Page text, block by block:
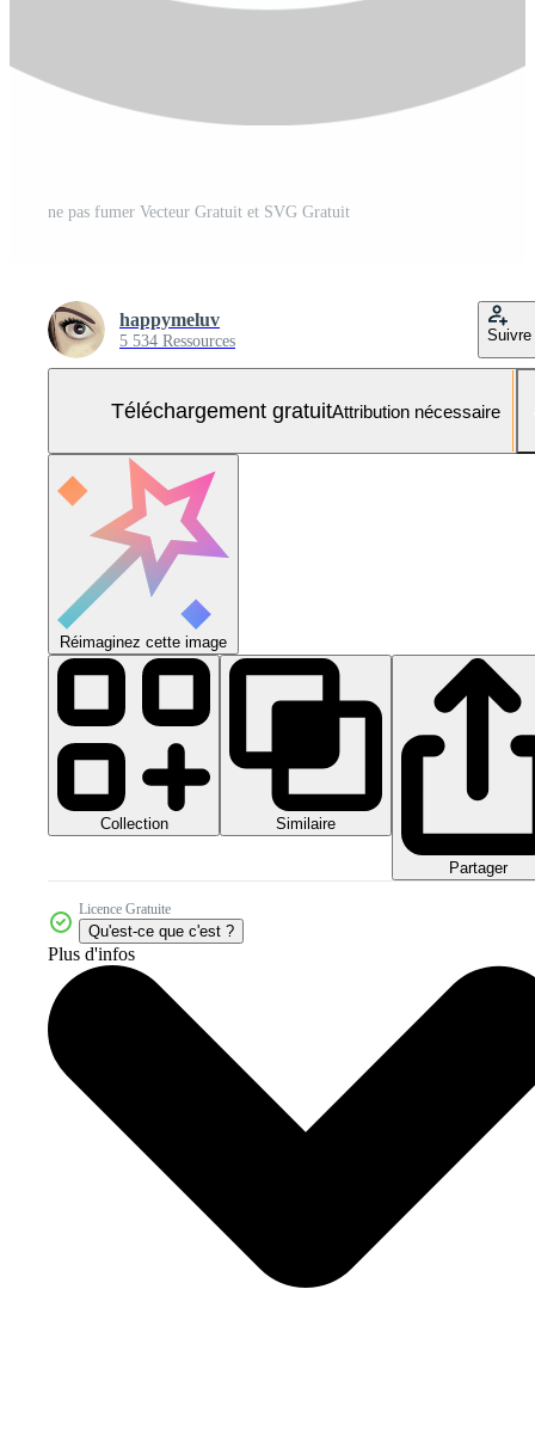
ne pas fumer Vecteur Gratuit et SVG Gratuit
happymeluv
5 534 Ressources Suivre
Téléchargement gratuitAttribution nécessaire
Réimaginez cette image
Collection Similaire
Partager
Licence Gratuite
Qu'est-ce que c'est ?
Plus d'infos